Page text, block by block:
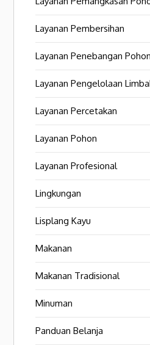
Layanan Pembersihan
Layanan Penebangan Pohon
Layanan Pengelolaan
Layanan Percetakan
Layanan Pohon
Layanan Profesional
Lingkungan
Lisplang Kayu
Makanan
Makanan Tradisional
Minuman
Panduan Belanja